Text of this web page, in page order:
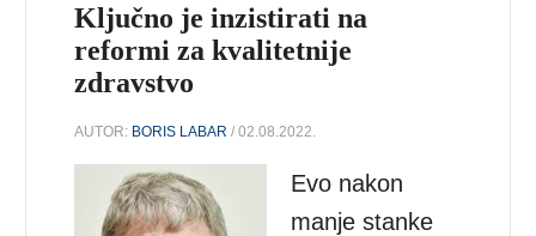
Ključno je inzistirati na
reformi za kvalitetnije
zdravstvo
AUTOR: BORIS LABAR / 02.08.2022.
Evo nakon
manje stanke